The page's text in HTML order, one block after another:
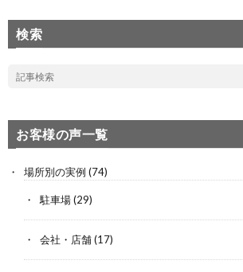
検索
お客様の声一覧
場所別の実例 (74)
駐車場(29)
会社・店舗(17)